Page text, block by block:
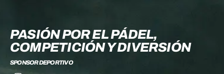
PASIÓN POR EL PÁDEL,
COMPETICIÓN Y DIVERSIÓN
SPONSOR DEPORTIVO